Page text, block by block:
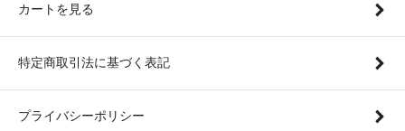
カートを見る
特定商取引法に基づく表記
プライバシーポリシー